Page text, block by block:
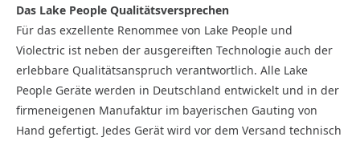
Das Lake People Qualitätsversprechen
Für das exzellente Renommee von Lake People und
Violectric ist neben der ausgereiften Technologie auch der
erlebbare Qualitätsanspruch verantwortlich. Alle Lake
People Geräte werden in Deutschland entwickelt und in der
firmeneigenen Manufaktur im bayerischen Gauting von
Hand gefertigt. Jedes Gerät wird vor dem Versand technisch